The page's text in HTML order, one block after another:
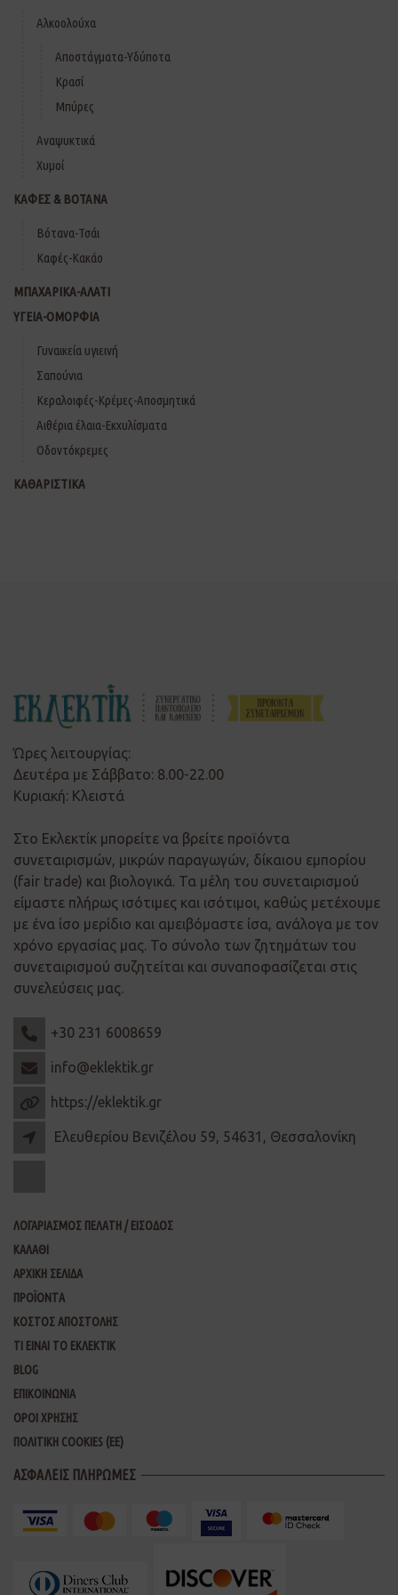
Αλκοολούχα
Αποστάγματα-Υδύποτα
Κρασί
Μπύρες
Αναψυκτικά
Χυμοί
ΚΑΦΕΣ & ΒΟΤΑΝΑ
Βότανα-Τσάι
Καφές-Κακάο
ΜΠΑΧΑΡΙΚΑ-ΑΛΑΤΙ
ΥΓΕΙΑ-ΟΜΟΡΦΙΑ
Γυναικεία υγιεινή
Σαπούνια
Κεραλοιφές-Κρέμες-Αποσμητικά
Αιθέρια έλαια-Εκχυλίσματα
Οδοντόκρεμες
ΚΑΘΑΡΙΣΤΙΚΑ
Ώρες λειτουργίας:
Δευτέρα με Σάββατο: 8.00-22.00
Κυριακή: Κλειστά
Στο Εκλεκτίκ μπορείτε να βρείτε προϊόντα
συνεταιρισμών, μικρών παραγωγών, δίκαιου εμπορίου
(fair trade) και βιολογικά. Τα μέλη του συνεταιρισμού
είμαστε πλήρως ισότιμες και ισότιμοι, καθώς μετέχουμε
με ένα ίσο μερίδιο και αμειβόμαστε ίσα, ανάλογα με τον
χρόνο εργασίας μας. Το σύνολο των ζητημάτων του
συνεταιρισμού συζητείται και συναποφασίζεται στις
συνελεύσεις μας.
+30 231 6008659
info@eklektik.gr
https://eklektik.gr
Ελευθερίου Βενιζέλου 59, 54631, Θεσσαλονίκη
ΛΟΓΑΡΙΑΣΜΟΣ ΠΕΛΑΤΗ / ΕΙΣΟΔΟΣ
ΚΑΛΑΘΙ
ΑΡΧΙΚΗ ΣΕΛΙΔΑ
ΠΡΟΪΟΝΤΑ
ΚΟΣΤΟΣ ΑΠΟΣΤΟΛΗΣ
ΤΙ ΕΙΝΑΙ ΤΟ ΕΚΛΕΚΤΙΚ
BLOG
ΕΠΙΚΟΙΝΩΝΙΑ
ΟΡΟΙ ΧΡΗΣΗΣ
ΠΟΛΙΤΙΚΗ COOKIES (ΕΕ)
ΑΣΦΑΛΕΙΣ ΠΛΗΡΩΜΕΣ